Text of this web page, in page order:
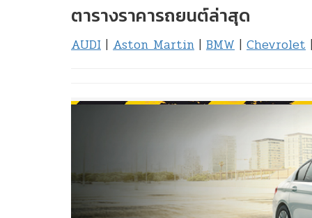
ตารางราคารถยนต์ล่าสุด
AUDI | Aston Martin | BMW | Chevrolet